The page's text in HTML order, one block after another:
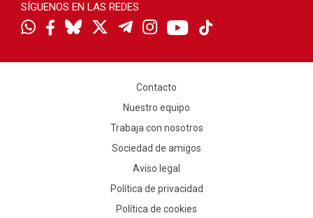
SÍGUENOS EN LAS REDES
Contacto
Nuestro equipo
Trabaja con nosotros
Sociedad de amigos
Aviso legal
Política de privacidad
Política de cookies